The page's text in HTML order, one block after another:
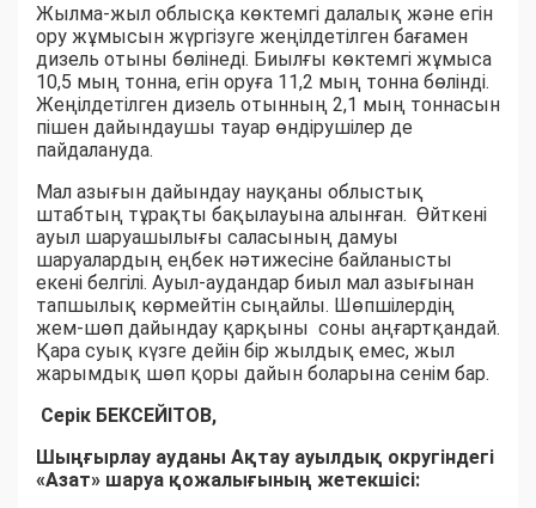
Жылма-жыл облысқа көктемгі далалық және егін
ору жұмысын жүргізуге жеңілдетілген бағамен
дизель отыны бөлінеді. Биылғы көктемгі жұмыса
10,5 мың тонна, егін оруға 11,2 мың тонна бөлінді.
Жеңілдетілген дизель отынның 2,1 мың тоннасын
пішен дайындаушы тауар өндірушілер де
пайдалануда.
Мал азығын дайындау науқаны облыстық
штабтың тұрақты бақылауына алынған. Өйткені
ауыл шаруашылығы саласының дамуы
шаруалардың еңбек нәтижесіне байланысты
екені белгілі. Ауыл-аудандар биыл мал азығынан
тапшылық көрмейтін сыңайлы. Шөпшілердің
жем-шөп дайындау қарқыны соны аңғартқандай.
Қара суық күзге дейін бір жылдық емес, жыл
жарымдық шөп қоры дайын боларына сенім бар.
Серік БЕКСЕЙІТОВ,
Шыңғырлау ауданы Ақтау ауылдық округіндегі
«Азат» шаруа қожалығының жетекшісі: